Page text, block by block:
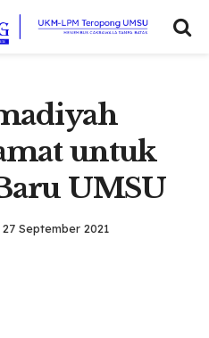
untuk
UMSU
27 September 2021